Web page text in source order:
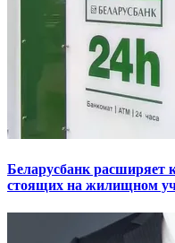
Беларусбанк расширяет
стоящих на жилищном